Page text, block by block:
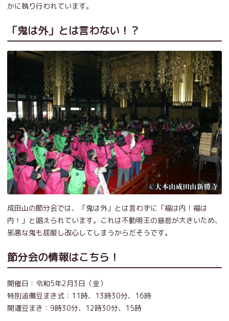
かに執り行われています。
「鬼は外」とは言わない！？
成田山の節分会では、「鬼は外」とは言わずに「福は内！福は
内！」と唱えられています。これは不動明王の慈悲が大きいため、
邪悪な鬼も屈服し改心してしまうからだそうです。
節分会の情報はこちら！
開催日：令和5年2月3日（金）
特別追儺豆まき式：11時、13時30分、16時
開運豆まき：9時30分、12時30分、15時